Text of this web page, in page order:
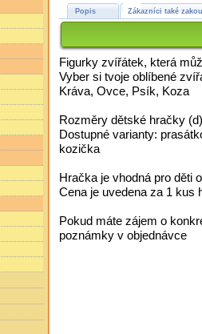
Popis Zákazníci také
Figurky zvířátek, která
Vyber si tvoje oblíbené
Kráva, Ovce, Psík, Koza
Rozměry dětské hračky
Dostupné varianty:
kozička
Hračka je vhodná pro děti
Cena je uvedena za 1 kus
Pokud máte zájem o
poznámky v objednávce